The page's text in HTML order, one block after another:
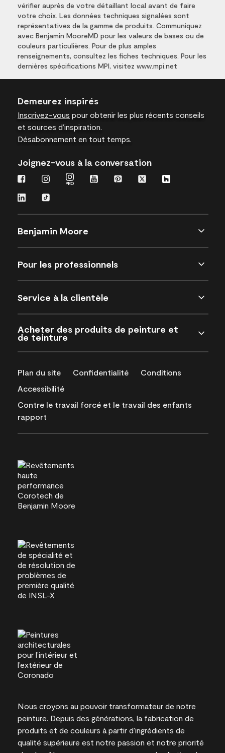
vérifier auprès de votre détaillant local avant de faire
votre choix. Les données techniques signalées sont
représentatives de la gamme de produits. Communiquez
avec Benjamin MooreMD pour les valeurs de bases ou de
couleurs particulières. Pour de plus amples
renseignements, consultez les fiches techniques. Pour les
dernières spécifications MPI, visitez www.mpi.net
Demeurez inspirés
Inscrivez-vous pour obtenir les plus récents conseils
et sources d’inspiration.
Désabonnement en tout temps.
Joignez-vous à la conversation
Benjamin Moore
Pour les professionnels
Service à la clientèle
Acheter des produits de peinture et
de teinture
Plan du site Confidentialité
Conditions
Accessibilité
Contre le travail forcé et le travail des enfants
rapport
Nous croyons au pouvoir transformateur de notre
peinture. Depuis des générations, la fabrication de
produits et de couleurs à partir d’ingrédients de
qualité supérieure est notre passion et notre priorité